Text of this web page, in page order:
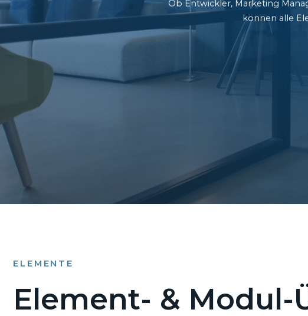
Ob Entwickler, Marketing
können alle
ELEMENTE
Element- & Modul-